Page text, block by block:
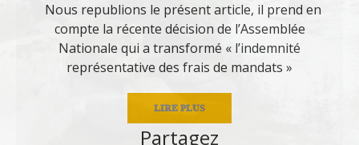
Nous republions le présent article, il prend en
compte la récente décision de l’Assemblée
Nationale qui a transformé « l’indemnité
représentative des frais de mandats »
LIRE PLUS
Partagez